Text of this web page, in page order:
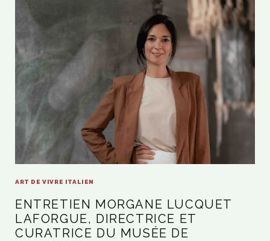
ART DE VIVRE ITALIEN
ENTRETIEN MORGANE LUCQUET
LAFORGUE, DIRECTRICE ET
CURATRICE DU MUSÉE DE